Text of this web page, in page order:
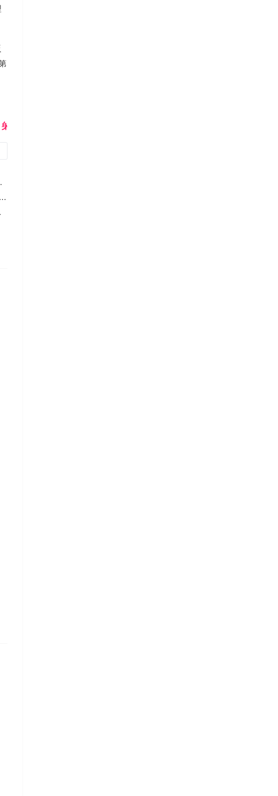
？【2025年最新版】
【写真あり】フジテレビ 強める社員への監視体制…“情報漏洩”調査推進部署の主任に選ばれた「まさかの超有名社員」
ドル」